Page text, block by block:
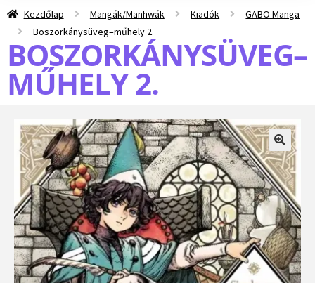
Kezdőlap Mangák/Manhwák Kiadók
GABO Manga
Boszorkánysüveg–műhely 2.
BOSZORKÁNYSÜVEG–
MŰHELY 2.